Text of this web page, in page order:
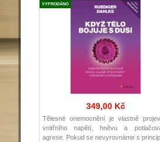
VYPRODÁNO
349,00 Kč
Tělesné onemocnění je vlastně
vnitřního napětí, hněvu a
agrese. Pokud se nevyrovnáme s